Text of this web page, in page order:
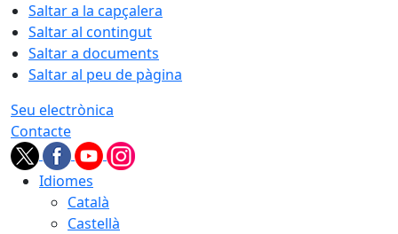
Saltar a la capçalera
Saltar al contingut
Saltar a documents
Saltar al peu de pàgina
Seu electrònica
Contacte
Idiomes
Català
Castellà